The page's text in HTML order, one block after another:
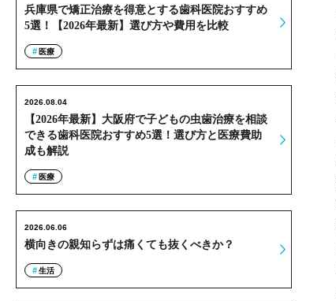
兵庫県で矯正治療を得意とする歯科医院おすすめ
5選！【2026年最新】選び方や費用を比較
医療
【2026年最新】大阪府で子どもの虫歯治療を相談
できる歯科医院おすすめ5選！選び方と医療費助
成も解説
2026.08.04
医療
横向きの親知らずは痛くても抜くべきか？
2026.06.06
生活